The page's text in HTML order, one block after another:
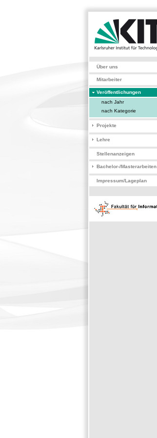
Über uns
Mitarbeiter
Veröffentlichungen
nach Jahr
nach Kategorie
Projekte
Lehre
Stellenanzeigen
Bachelor-/Masterarbeiten
Impressum/Lageplan